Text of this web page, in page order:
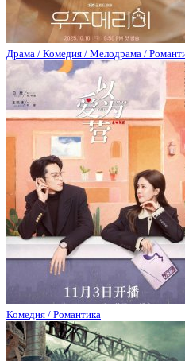
Драма / Комедия / Мелодрама /
Комедия / Романтика